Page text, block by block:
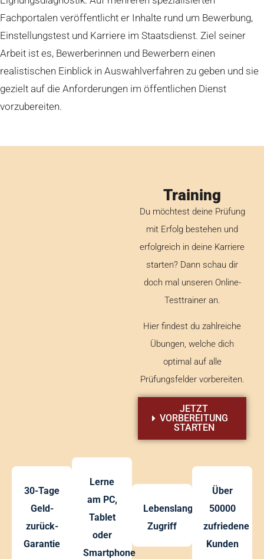
Fachportalen veröffentlicht er Inhalte rund um Bewerbung,
Einstellungstest und Karriere im Staatsdienst. Ziel seiner
Arbeit ist es, Bewerberinnen und Bewerbern einen
realistischen Einblick in Auswahlverfahren zu geben und sie
gezielt auf die Anforderungen im öffentlichen Dienst
vorzubereiten.
Training
Du möchtest deine Prüfung
mit Erfolg bestehen und
erfolgreich in deine Karriere
starten? Dann schau dir
doch mal unseren Online-
Testtrainer an.
Hier findest du zahlreiche
Übungen, welche dich
optimal auf alle
Prüfungsfelder vorbereiten.
JETZT
VORBEREITUNG
STARTEN
30-Tage
Geld-
zurück-
Garantie
Lerne
am PC,
Tablet
oder
Smartphone
Lebenslanger
Zugriff
Über
50000
zufriedene
Kunden